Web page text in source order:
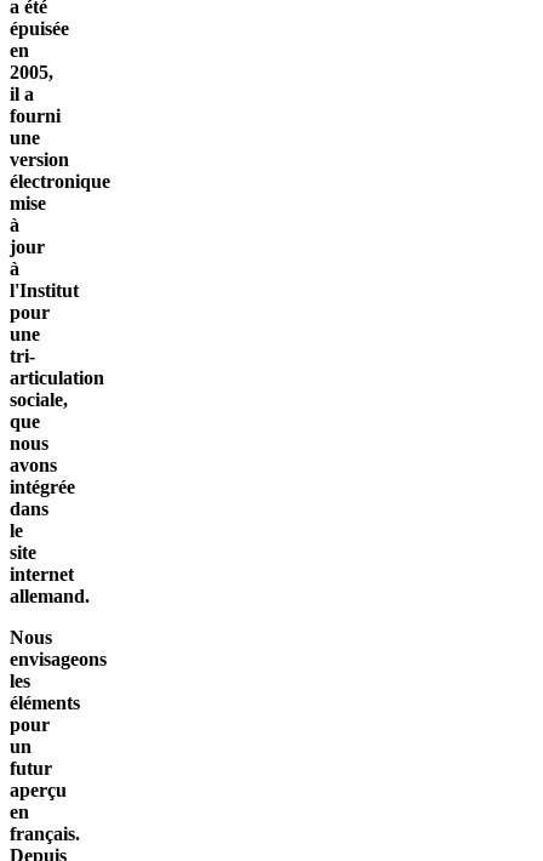
a été
épuisée
en
2005,
il a
fourni
une
version
électronique
mise
à
jour
à
l'Institut
pour
une
tri-
articulation
sociale,
que
nous
avons
intégrée
dans
le
site
internet
allemand.
Nous
envisageons
les
éléments
pour
un
futur
aperçu
en
français.
Depuis